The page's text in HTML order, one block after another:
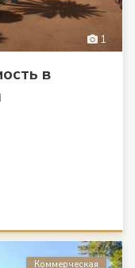
1
в
Коммерческая